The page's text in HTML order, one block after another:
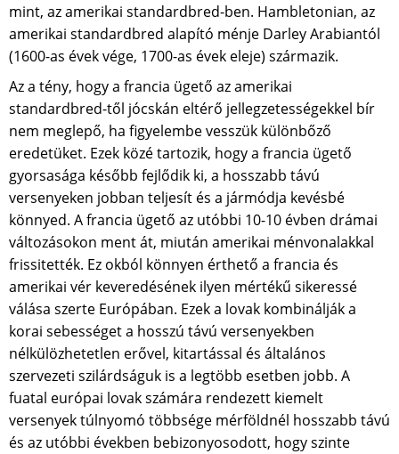
mint, az amerikai standardbred-ben. Hambletonian, az
amerikai standardbred alapító ménje Darley Arabiantól
(1600-as évek vége, 1700-as évek eleje) származik.
Az a tény, hogy a francia ügető az amerikai
standardbred-től jócskán eltérő jellegzetességekkel bír
nem meglepő, ha figyelembe vesszük különbőző
eredetüket. Ezek közé tartozik, hogy a francia ügető
gyorsasága később fejlődik ki, a hosszabb távú
versenyeken jobban teljesít és a jármódja kevésbé
könnyed. A francia ügető az utóbbi 10-10 évben drámai
változásokon ment át, miután amerikai ménvonalakkal
frissitették. Ez okból könnyen érthető a francia és
amerikai vér keveredésének ilyen mértékű sikeressé
válása szerte Európában. Ezek a lovak kombinálják a
korai sebességet a hosszú távú versenyekben
nélkülözhetetlen erővel, kitartással és általános
szervezeti szilárdságuk is a legtöbb esetben jobb. A
fuatal európai lovak számára rendezett kiemelt
versenyek túlnyomó többsége mérföldnél hosszabb távú
és az utóbbi években bebizonyosodott, hogy szinte